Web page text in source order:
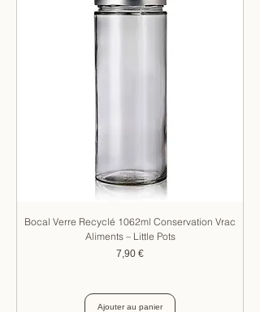
Bocal Verre Recyclé 1062ml Conservation Vrac
Aliments – Little Pots
Prix
7,90 €
Ajouter au panier